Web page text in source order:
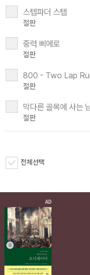
스텝파더 스텝
절판
중력 삐에로
절판
800 - Two Lap
절판
막다른 골목에 사는
절판
전체선택